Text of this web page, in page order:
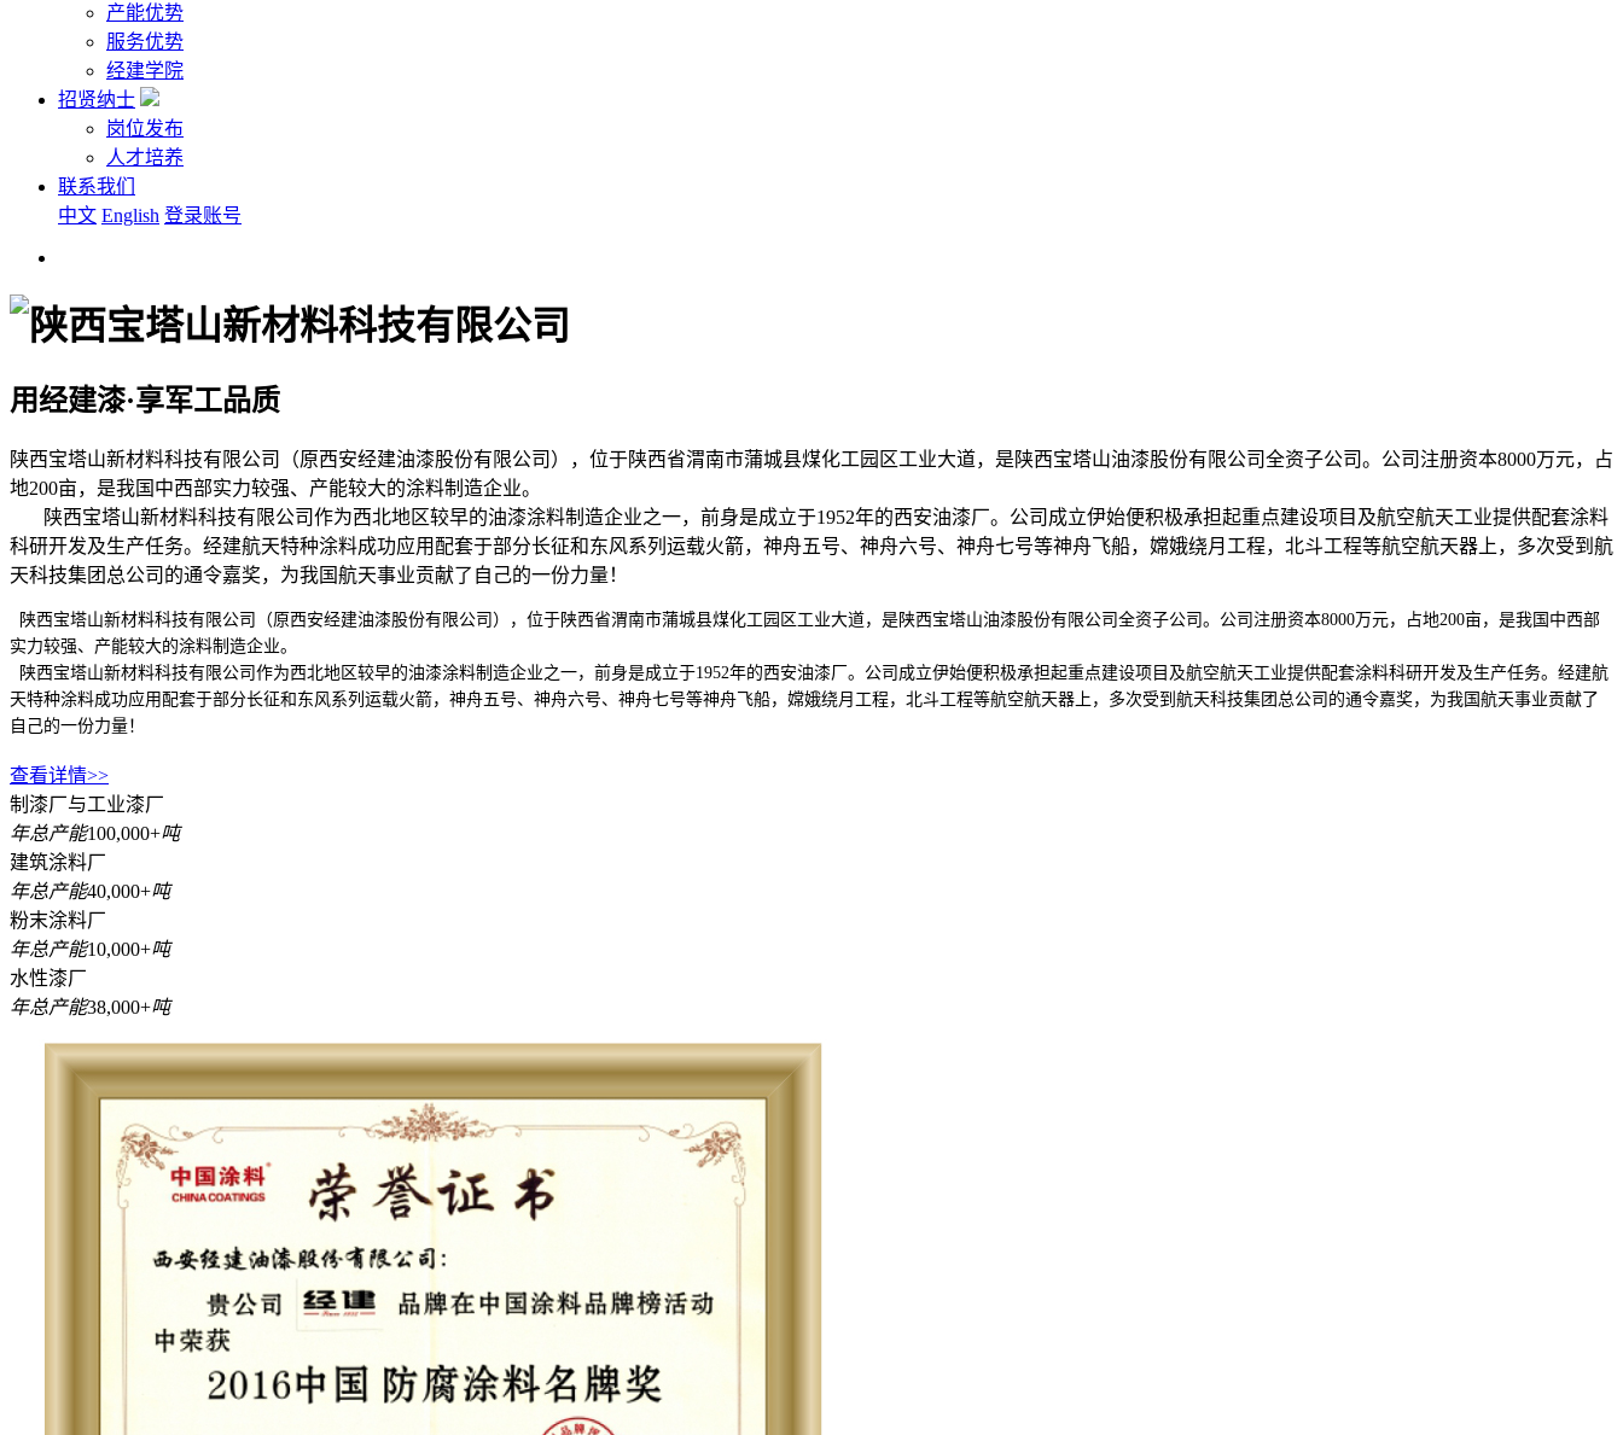
产能优势
服务优势
经建学院
招贤纳士
岗位发布
人才培养
联系我们
中文 English 登录账号
用经建漆·享军工品质
陕西宝塔山新材料科技有限公司（原西安经建油漆股份有限公司），位于陕西省渭南市蒲城县煤化工园区工业大道，是陕西宝塔山油漆股份有限公司全资子公司。公司注册资本8000万元，占
地200亩，是我国中西部实力较强、产能较大的涂料制造企业。
陕西宝塔山新材料科技有限公司作为西北地区较早的油漆涂料制造企业之一，前身是成立于1952年的西安油漆厂。公司成立伊始便积极承担起重点建设项目及航空航天工业提供配套涂料
科研开发及生产任务。经建航天特种涂料成功应用配套于部分长征和东风系列运载火箭，神舟五号、神舟六号、神舟七号等神舟飞船，嫦娥绕月工程，北斗工程等航空航天器上，多次受到航
天科技集团总公司的通令嘉奖，为我国航天事业贡献了自己的一份力量！
陕西宝塔山新材料科技有限公司（原西安经建油漆股份有限公司），位于陕西省渭南市蒲城县煤化工园区工业大道，是陕西宝塔山油漆股份有限公司全资子公司。公司注册资本8000万元，占地200亩，是我国中西部
实力较强、产能较大的涂料制造企业。
陕西宝塔山新材料科技有限公司作为西北地区较早的油漆涂料制造企业之一，前身是成立于1952年的西安油漆厂。公司成立伊始便积极承担起重点建设项目及航空航天工业提供配套涂料科研开发及生产任务。经建航
天特种涂料成功应用配套于部分长征和东风系列运载火箭，神舟五号、神舟六号、神舟七号等神舟飞船，嫦娥绕月工程，北斗工程等航空航天器上，多次受到航天科技集团总公司的通令嘉奖，为我国航天事业贡献了
自己的一份力量！
查看详情>>
制漆厂与工业漆厂
年总产能100,000+吨
建筑涂料厂
年总产能40,000+吨
粉末涂料厂
年总产能10,000+吨
水性漆厂
年总产能38,000+吨